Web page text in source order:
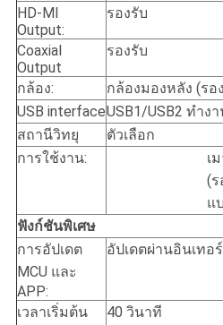
HD-MI
Output:
รองรับ
Coaxial
Output
รองรับ
กล้อง:
กล้องมองหลัง (รอ
USB interfaceUSB1/USB2 ทำง
สถานีวิทยุ
ตัวเลือก
การใช้งาน:
เ
(
แ
ฟังก์ชันพิเศษ
การอัปเดต
MCU และ
APP:
อัปเดตผ่านอินเทอ
เวลาเริ่มต้น
40 วินาที